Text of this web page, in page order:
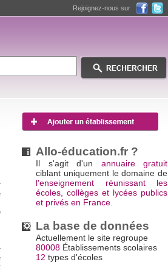
Rejoignez-nous sur
Allo-éducation.fr ?
Il s'agit d'un annuaire gratuit
ciblant uniquement le domaine de
l'enseignement réunissant les
écoles, collèges et lycées publics
et privés en France.
La base de données
Actuellement le site regroupe
80008 Établissements scolaires
12 types d'écoles